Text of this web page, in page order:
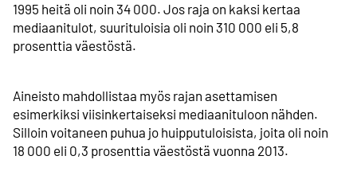
1995 heitä oli noin 34 000. Jos raja on kaksi kertaa
mediaanitulot, suurituloisia oli noin 310 000 eli 5,8
prosenttia väestöstä.
Aineisto mahdollistaa myös rajan asettamisen
esimerkiksi viisinkertaiseksi mediaanituloon nähden.
Silloin voitaneen puhua jo huipputuloisista, joita oli noin
18 000 eli 0,3 prosenttia väestöstä vuonna 2013.